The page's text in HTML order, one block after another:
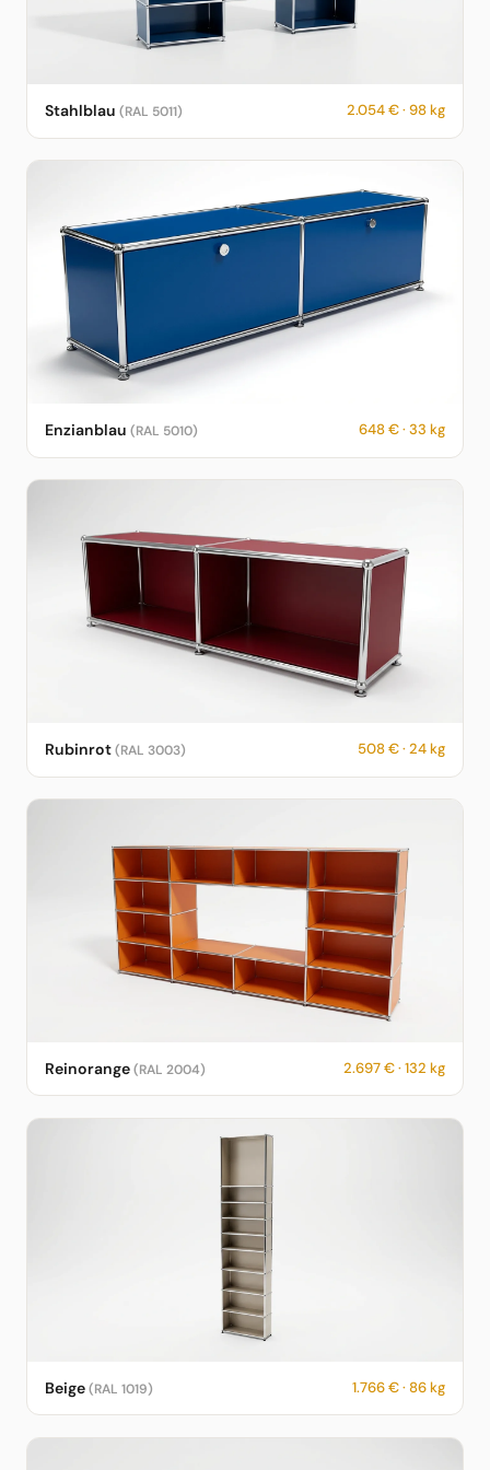
USM Haller Sideboard in Stahlblau – RAL 5011 – 2.054 € – 98 kg
– fotorealistische KI-Vorschau
Stahlblau (RAL 5011) 2.054 € · 98 kg
USM Haller Sideboard in Enzianblau – RAL 5010 – 648 € – 33 kg
– fotorealistische KI-Vorschau
Enzianblau (RAL 5010) 648 € · 33 kg
USM Haller Sideboard in Rubinrot – RAL 3003 – 508 € – 24 kg –
fotorealistische KI-Vorschau
Rubinrot(RAL 3003) 508 € · 24 kg
USM Haller Sideboard in Reinorange – RAL 2004 – 2.697 € – 132
kg – fotorealistische KI-Vorschau
Reinorange(RAL 2004) 2.697 € · 132 kg
USM Haller Sideboard in Beige – RAL 1019 – 1.766 € – 86 kg –
fotorealistische KI-Vorschau
Beige(RAL 1019) 1.766 € · 86 kg